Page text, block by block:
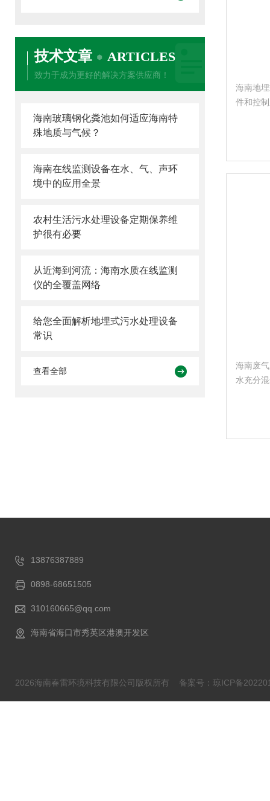
技术文章 ARTICLES
致力于成为更好的解决方案供应商！
海南玻璃钢化粪池如何适应海南特
殊地质与气候？
海南在线监测设备在水、气、声环
境中的应用全景
农村生活污水处理设备定期保养维
护很有必要
从近海到河流：海南水质在线监测
仪的全覆盖网络
给您全面解析地埋式污水处理设备
常识
查看全部
海南地
件和控
海南废
水充分
13876387889
0898-68651505
310160665@qq.com
海南省海口市秀英区港澳开发区
2026海南春雷环境科技有限公司版权所有 备案号：琼ICP备